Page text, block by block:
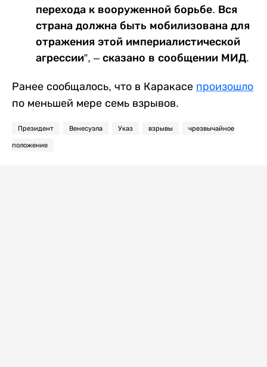
перехода к вооруженной борьбе. Вся
страна должна быть мобилизована для
отражения этой империалистической
агрессии”, – сказано в сообщении МИД.
Ранее сообщалось, что в Каракасе произошло
по меньшей мере семь взрывов.
Президент Венесуэла Указ взрывы чрезвычайное
положение